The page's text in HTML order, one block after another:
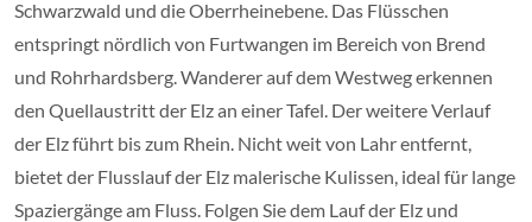
Schwarzwald und die Oberrheinebene. Das Flüsschen
entspringt nördlich von Furtwangen im Bereich von Brend
und Rohrhardsberg. Wanderer auf dem Westweg erkennen
den Quellaustritt der Elz an einer Tafel. Der weitere Verlauf
der Elz führt bis zum Rhein. Nicht weit von Lahr entfernt,
bietet der Flusslauf der Elz malerische Kulissen, ideal für lange
Spaziergänge am Fluss. Folgen Sie dem Lauf der Elz und